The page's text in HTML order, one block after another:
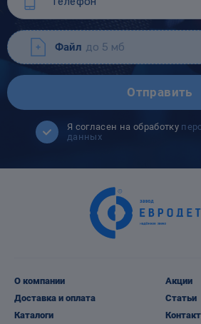
Файл до 5 мб
Отправить
Я согласен на обработку
данных
О компании
Доставка и оплата
Каталоги
Акции
Статьи